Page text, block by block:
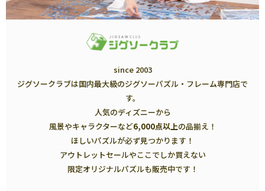
since 2003
ジグソークラブは国内最大級のジグソーパズル・フレーム専門店で
す。
人気のディズニーから
風景やキャラクターなど6,000点以上の品揃え！
ほしいパズルが必ず見つかります！
アウトレットセールやここでしか買えない
限定オリジナルパズルも販売中です！